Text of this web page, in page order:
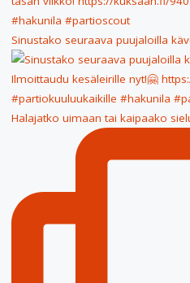
Sinustako seuraava puujaloilla
Halajatko uimaan tai kaipaako